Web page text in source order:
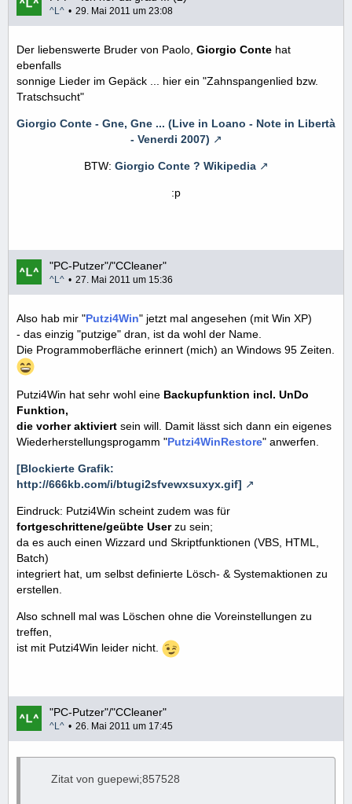
Vollversion - Download - COMPUTER BILD
Ashampoo Burning Studio 6 Free – Kostenlose
Vollversion
Ashampoo Burning Studio 6 Free – Kostenlose
Vollversion - Download - COMPUTER BILD
_______________________________________________
___________
Ashampoo Cover Studio – Kostenlose Vollversion -
Ashampoo Music Studio 2009 – Kostenlose Spezial-
Version - Download - COMPUTER BILD
"Ashampoo Burning Studio Elements"
Ashampoo Burning Studio Elements - Vollversion -
Download - CHIP Online
^L^ 29. Mai 2011 um 23:08
Der liebenswerte Bruder von Paolo, Giorgio Conte hat
ebenfalls
sonnige Lieder im Gepäck ... hier ein "Zahnspangenlied bzw.
Tratschsucht"
Giorgio Conte - Gne, Gne ... (Live in Loano - Note in Libertà
- Venerdi 2007)
BTW: Giorgio Conte ? Wikipedia
:p
"PC-Putzer"/"CCleaner"
^L^ 27. Mai 2011 um 15:36
Also hab mir "Putzi4Win" jetzt mal angesehen (mit Win XP)
- das einzig "putzige" dran, ist da wohl der Name.
Die Programmoberfläche erinnert (mich) an Windows 95 Zeiten.
Putzi4Win hat sehr wohl eine Backupfunktion incl. UnDo
Funktion,
die vorher aktiviert sein will. Damit lässt sich dann ein eigenes
Wiederherstellungsprogamm "Putzi4WinRestore" anwerfen.
[Blockierte Grafik:
http://666kb.com/i/btugi2sfvewxsuxyx.gif]
Eindruck: Putzi4Win scheint zudem was für
fortgeschrittene/geübte Userzu sein;
da es auch einen Wizzard und Skriptfunktionen (VBS, HTML,
Batch)
integriert hat, um selbst definierte Lösch- & Systemaktionen zu
erstellen.
Also schnell mal was Löschen ohne die Voreinstellungen zu
treffen,
ist mit Putzi4Win leider nicht.
"PC-Putzer"/"CCleaner"
^L^ 26. Mai 2011 um 17:45
Zitat von guepewi;857528